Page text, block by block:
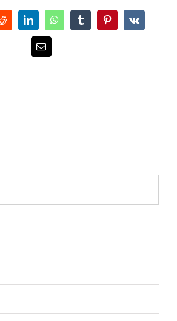
RedditLinkedInWhatsAppTumblrPinterest
Vk
Email